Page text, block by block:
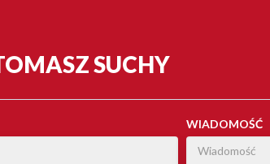
SUCHY
WIADOMOŚĆ